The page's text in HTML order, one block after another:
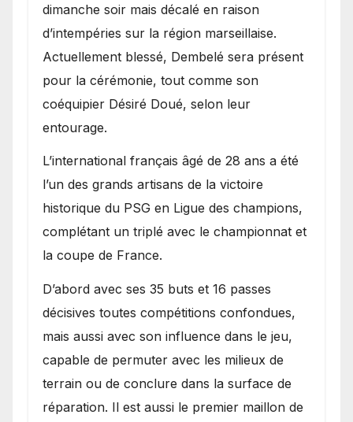
dimanche soir mais décalé en raison
d’intempéries sur la région marseillaise.
Actuellement blessé, Dembelé sera présent
pour la cérémonie, tout comme son
coéquipier Désiré Doué, selon leur
entourage.
L’international français âgé de 28 ans a été
l’un des grands artisans de la victoire
historique du PSG en Ligue des champions,
complétant un triplé avec le championnat et
la coupe de France.
D’abord avec ses 35 buts et 16 passes
décisives toutes compétitions confondues,
mais aussi avec son influence dans le jeu,
capable de permuter avec les milieux de
terrain ou de conclure dans la surface de
réparation. Il est aussi le premier maillon de